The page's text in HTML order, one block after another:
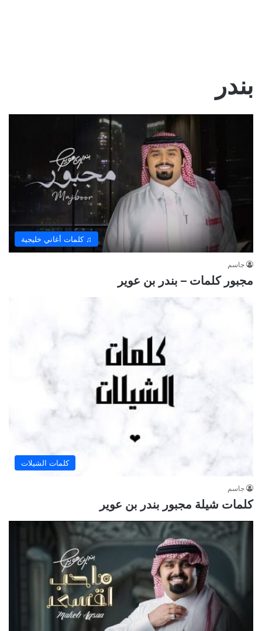
بندر
♫ كلمات أغاني خليجية
جاسم
مجبور كلمات – بندر بن عوير
كلمات الشيلات
جاسم
كلمات شيلة مجبور بندر بن عوير